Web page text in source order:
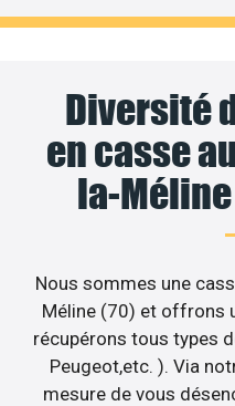
Diversité
en casse
la-
Nous sommes une
Méline (70) et offrons
récupérons tous types
Peugeot,etc. ). Via
mesure de vous